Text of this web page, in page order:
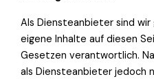
Als Diensteanbieter sind wir
eigene Inhalte auf diesen
Gesetzen verantwortlich.
als Diensteanbieter jedoch